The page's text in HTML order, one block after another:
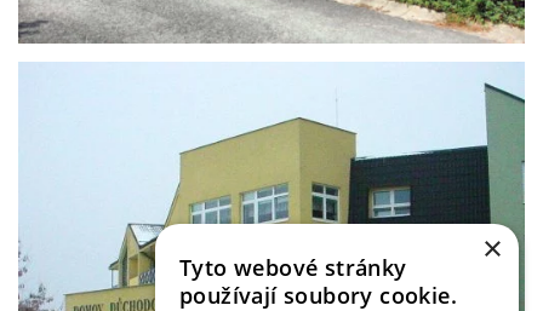
×
Tyto webové stránky
používají soubory cookie.